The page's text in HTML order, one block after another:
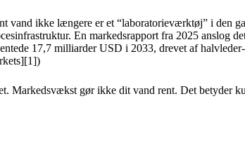
vand ikke længere er et “laboratorieværktøj” i den
En markedsrapport fra 2025 anslog
17,7 milliarder USD i 2033, drevet af
Markedsvækst gør ikke dit vand rent. Det betyder